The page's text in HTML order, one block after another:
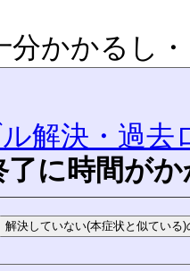
分かかるし
解決・過去
了に時間が